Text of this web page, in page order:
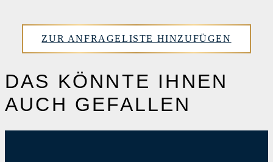
ZUR ANFRAGELISTE HINZUFÜGEN
DAS KÖNNTE IHNEN
AUCH GEFALLEN